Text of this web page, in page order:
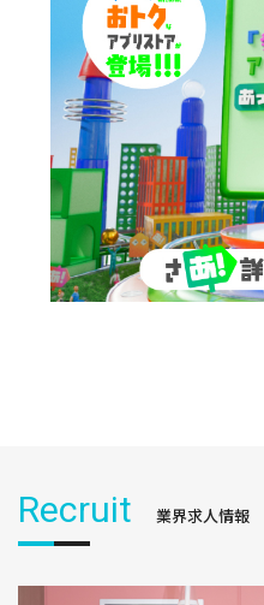
Recruit 業界求人情報